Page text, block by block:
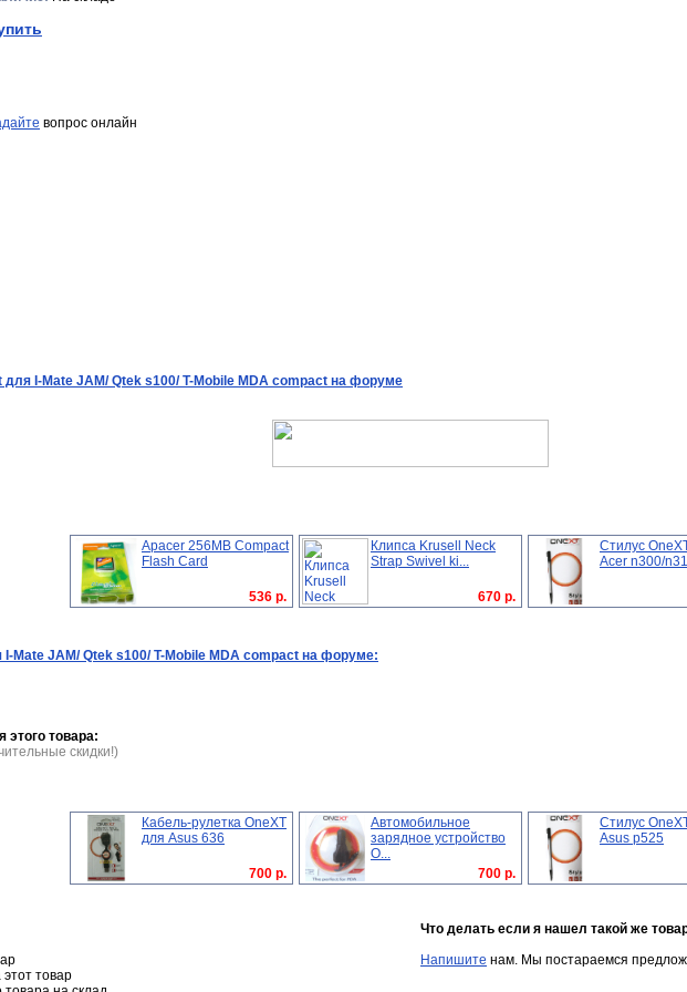
вопрос онлайн
I-Mate JAM/ Qtek s100/ T-Mobile MDA compact на форуме
Apacer 256MB Compact
Flash Card
536 р.
Клипса Krusell Neck
Strap Swivel ki...
670 р.
Стилус
Acer n300/
Mate JAM/ Qtek s100/ T-Mobile MDA compact на форуме:
товара:
скидки!)
Кабель-рулетка OneXT
для Asus 636
700 р.
Автомобильное
зарядное устройство
O...
700 р.
Стилус
Asus p525
товар
Что делать если я нашел такой же
Напишите нам. Мы постараемся